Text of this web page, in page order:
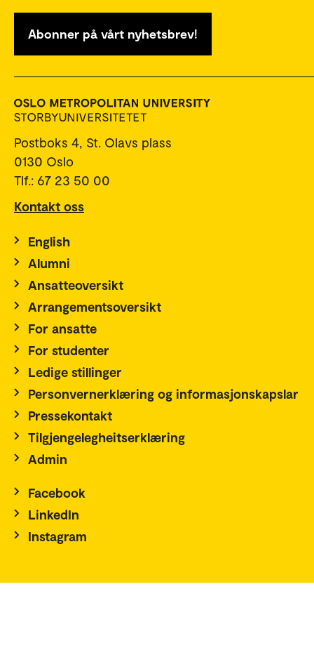
Abonner på vårt nyhetsbrev!
Postboks 4, St. Olavs plass
0130 Oslo
Tlf.: 67 23 50 00
Kontakt oss
English
Alumni
Ansatteoversikt
Arrangementsoversikt
For ansatte
For studenter
Ledige stillinger
Personvernerklæring og informasjonskapslar
Pressekontakt
Tilgjengelegheitserklæring
Admin
Facebook
LinkedIn
Instagram